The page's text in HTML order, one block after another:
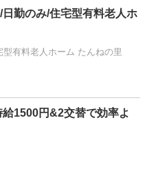
日勤のみ/住宅型有料老人ホ
有料老人ホーム たんねの里
1500円&2交替で効率よ